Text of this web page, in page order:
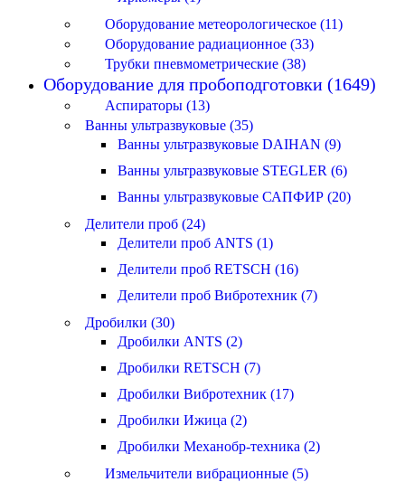
Оборудование метеорологическое (11)
Оборудование радиационное (33)
Трубки пневмометрические (38)
Оборудование для пробоподготовки (1649)
Аспираторы (13)
Ванны ультразвуковые (35)
Ванны ультразвуковые DAIHAN (9)
Ванны ультразвуковые STEGLER (6)
Ванны ультразвуковые САПФИР (20)
Делители проб (24)
Делители проб ANTS (1)
Делители проб RETSCH (16)
Делители проб Вибротехник (7)
Дробилки (30)
Дробилки ANTS (2)
Дробилки RETSCH (7)
Дробилки Вибротехник (17)
Дробилки Ижица (2)
Дробилки Механобр-техника (2)
Измельчители вибрационные (5)